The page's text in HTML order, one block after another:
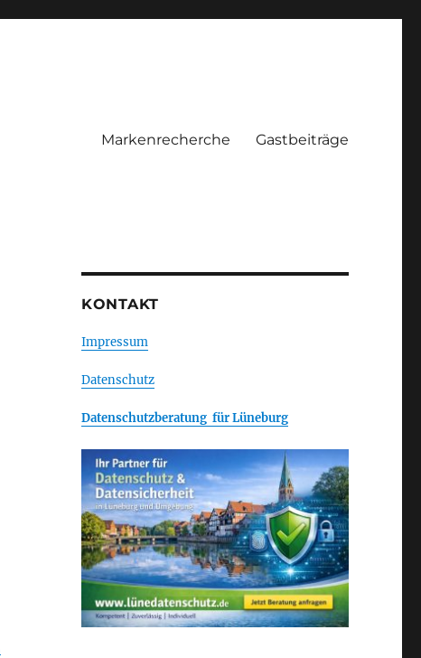
Markenrecherche Gastbeiträge
KONTAKT
Impressum
Datenschutz
Datenschutzberatung für Lüneburg